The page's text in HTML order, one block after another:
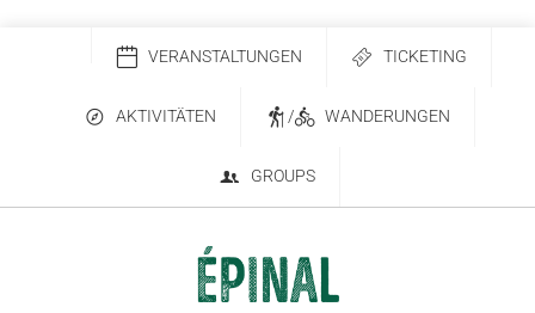
VERANSTALTUNGEN TICKETING
AKTIVITÄTEN / WANDERUNGEN
GROUPS